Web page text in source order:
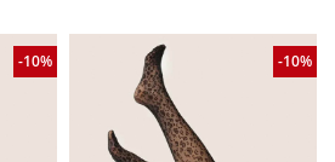
-10% -10%